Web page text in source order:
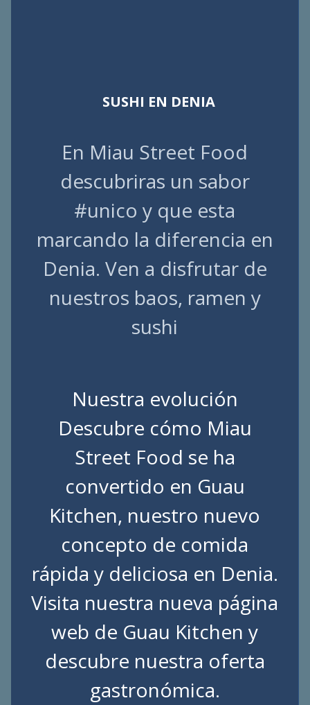
SUSHI EN DENIA
En Miau Street Food
descubriras un sabor
#unico y que esta
marcando la diferencia en
Denia. Ven a disfrutar de
nuestros baos, ramen y
sushi
Nuestra evolución
Descubre cómo Miau
Street Food se ha
convertido en Guau
Kitchen, nuestro nuevo
concepto de comida
rápida y deliciosa en Denia.
Visita nuestra nueva página
web de Guau Kitchen y
descubre nuestra oferta
gastronómica.